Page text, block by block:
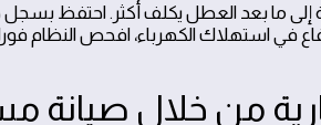
إلى ما بعد العطل يكلف أكثر. احتفظ بسجل
في استهلاك الكهرباء، افحص النظام